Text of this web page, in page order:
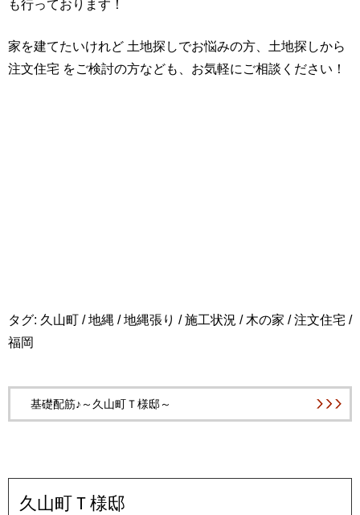
も行っております！
家を建てたいけれど 土地探しでお悩みの方、土地探しから
注文住宅 をご検討の方なども、お気軽にご相談ください！
タグ: 久山町 /地縄 /地縄張り /施工状況 /木の家 /注文住宅 /
福岡
基礎配筋♪～久山町Ｔ様邸～
久山町Ｔ様邸